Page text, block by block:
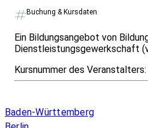
Buchung & Kursdaten
Ein Bildungsangebot von
Dienstleistungsgewerkschaft
Kursnummer des Veranstalters:
Baden-Württemberg